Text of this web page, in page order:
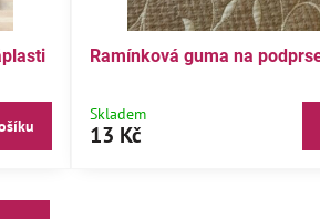
Ramínková guma na
Skladem
13 Kč